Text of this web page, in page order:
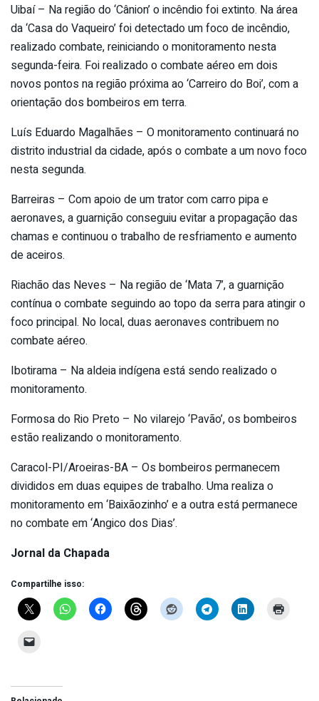
Uibaí – Na região do ‘Cânion’ o incêndio foi extinto. Na área
da ‘Casa do Vaqueiro’ foi detectado um foco de incêndio,
realizado combate, reiniciando o monitoramento nesta
segunda-feira. Foi realizado o combate aéreo em dois
novos pontos na região próxima ao ‘Carreiro do Boi’, com a
orientação dos bombeiros em terra.
Luís Eduardo Magalhães – O monitoramento continuará no
distrito industrial da cidade, após o combate a um novo foco
nesta segunda.
Barreiras – Com apoio de um trator com carro pipa e
aeronaves, a guarnição conseguiu evitar a propagação das
chamas e continuou o trabalho de resfriamento e aumento
de aceiros.
Riachão das Neves – Na região de ‘Mata 7’, a guarnição
contínua o combate seguindo ao topo da serra para atingir o
foco principal. No local, duas aeronaves contribuem no
combate aéreo.
Ibotirama – Na aldeia indígena está sendo realizado o
monitoramento.
Formosa do Rio Preto – No vilarejo ‘Pavão’, os bombeiros
estão realizando o monitoramento.
Caracol-PI/Aroeiras-BA – Os bombeiros permanecem
divididos em duas equipes de trabalho. Uma realiza o
monitoramento em ‘Baixãozinho’ e a outra está permanece
no combate em ‘Angico dos Dias’.
Jornal da Chapada
Compartilhe isso: